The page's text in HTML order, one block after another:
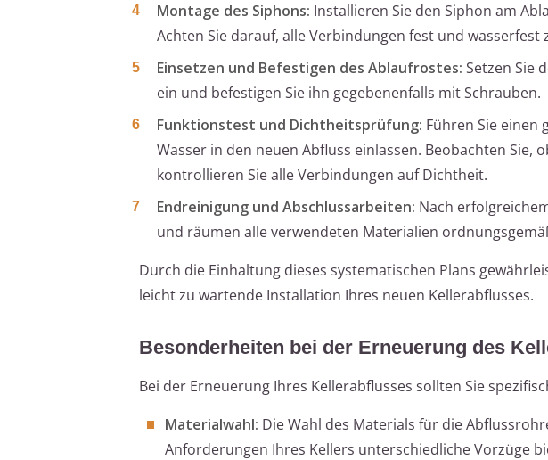
Montage des Siphons: Installieren Sie den Siphon am
Achten Sie darauf, alle Verbindungen fest und wasserfest
Einsetzen und Befestigen des Ablaufrostes: Setzen Sie
ein und befestigen Sie ihn gegebenenfalls mit Schrauben.
Funktionstest und Dichtheitsprüfung: Führen Sie einen
Wasser in den neuen Abfluss einlassen. Beobachten Sie,
kontrollieren Sie alle Verbindungen auf Dichtheit.
Endreinigung und Abschlussarbeiten: Nach
und räumen alle verwendeten Materialien
Durch die Einhaltung dieses systematischen Plans
leicht zu wartende Installation Ihres neuen Kellerabflusses.
Besonderheiten bei der Erneuerung des
Bei der Erneuerung Ihres Kellerabflusses sollten Sie
Materialwahl: Die Wahl des Materials für die
Anforderungen Ihres Kellers unterschiedliche Vorzüge